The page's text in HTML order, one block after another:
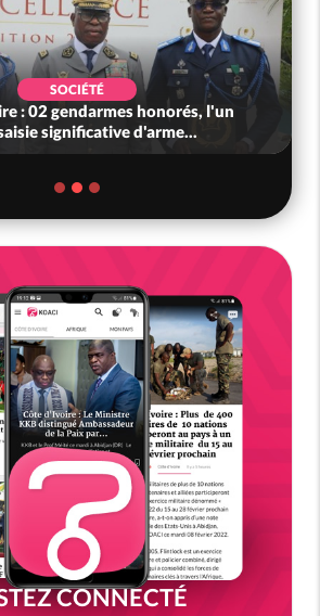
SOCIÉTÉ
: 02 gendarmes honorés, l'un
significative d'arme...
CONNECTÉ